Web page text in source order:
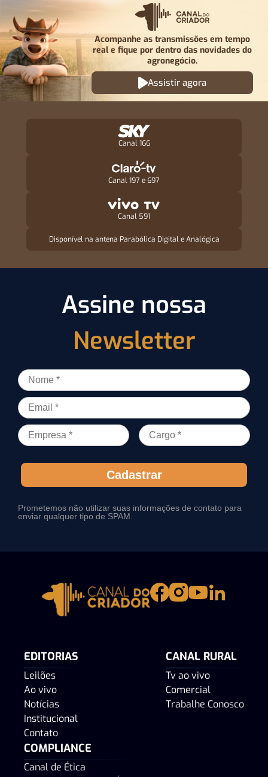
Acompanhe as transmissões em tempo
real e fique pordentro das novidades do
agronegócio.
Assistir agora
Canal 166
Canal 197 e 697
Canal 591
Disponível na antena Parabólica Digital e Analógica
Assine nossa
Newsletter
Cadastrar
Prometemos não utilizar suas informações de contato para
enviar qualquer tipo de SPAM.
EDITORIAS
Leilões
Ao vivo
Notícias
Institucional
Contato
CANAL RURAL
Tv ao vivo
Comercial
Trabalhe Conosco
COMPLIANCE
Canal de Ética